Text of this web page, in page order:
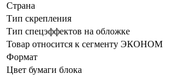
Страна
Тип скрепления
Тип спецэффектов на обложке
Товар относится к сегменту ЭКОНОМ
Формат
Цвет бумаги блока